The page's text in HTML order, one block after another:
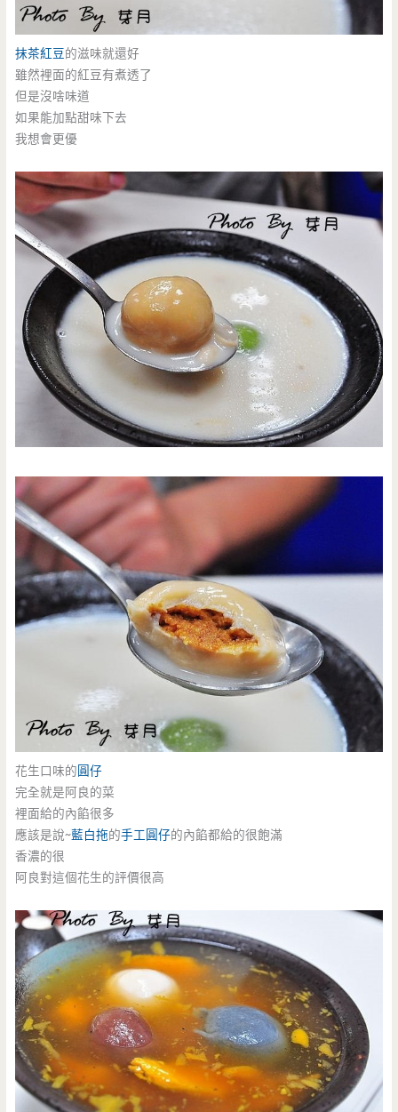
抹茶紅豆的滋味就還好
雖然裡面的紅豆有煮透了
但是沒啥味道
如果能加點甜味下去
我想會更優
花生口味的圓仔
完全就是阿良的菜
裡面給的內餡很多
應該是說~藍白拖的手工圓仔的內餡都給的很飽滿
香濃的很
阿良對這個花生的評價很高